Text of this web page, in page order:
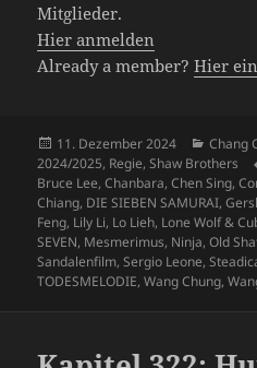
Mitglieder.
Hier anmelden
Already a member?Hier
Veröffentlicht
am
11. Dezember 2024 Chang
2024/2025, Regie,Shaw Brothers
Bruce Lee,Chanbara,Chen Sing,
Chiang, DIE SIEBEN SAMURAI,
Feng, Lily Li, Lo Lieh, Lone Wolf &
SEVEN, Mesmerimus, Ninja,Old
Sandalenfilm,Sergio Leone,
TODESMELODIE,Wang Chung,